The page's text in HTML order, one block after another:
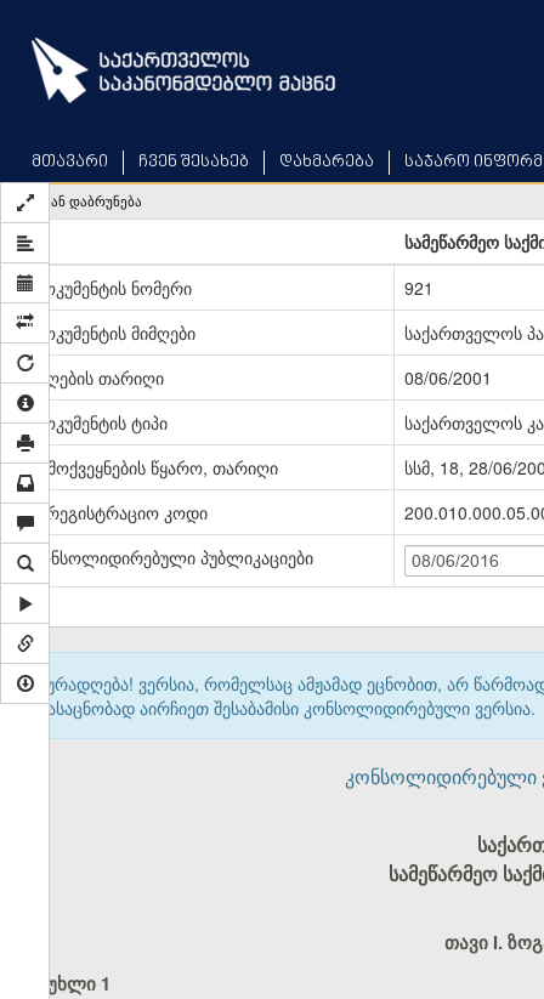
main
content
მთავარი ჩვენ შესახებ დახმარება საჯარო
უკან დაბრუნება
სამეწარმეო
დოკუმენტის ნომერი
921
დოკუმენტის მიმღები
საქართველოს
მიღების თარიღი
08/06/2001
დოკუმენტის ტიპი
საქართველოს
გამოქვეყნების წყარო, თარიღი
სსმ, 18, 28/06/
სარეგისტრაციო კოდი
კონსოლიდირებული პუბლიკაციები
08/06/2016
ყურადღება! ვერსია, რომელსაც ამჟამად ეცნობით, არ
გასაცნობად აირჩიეთ შესაბამისი კონსოლიდირებული ვერსია.
კონსოლიდირებული
სამეწარმეო
თავი I.
მუხლი 1